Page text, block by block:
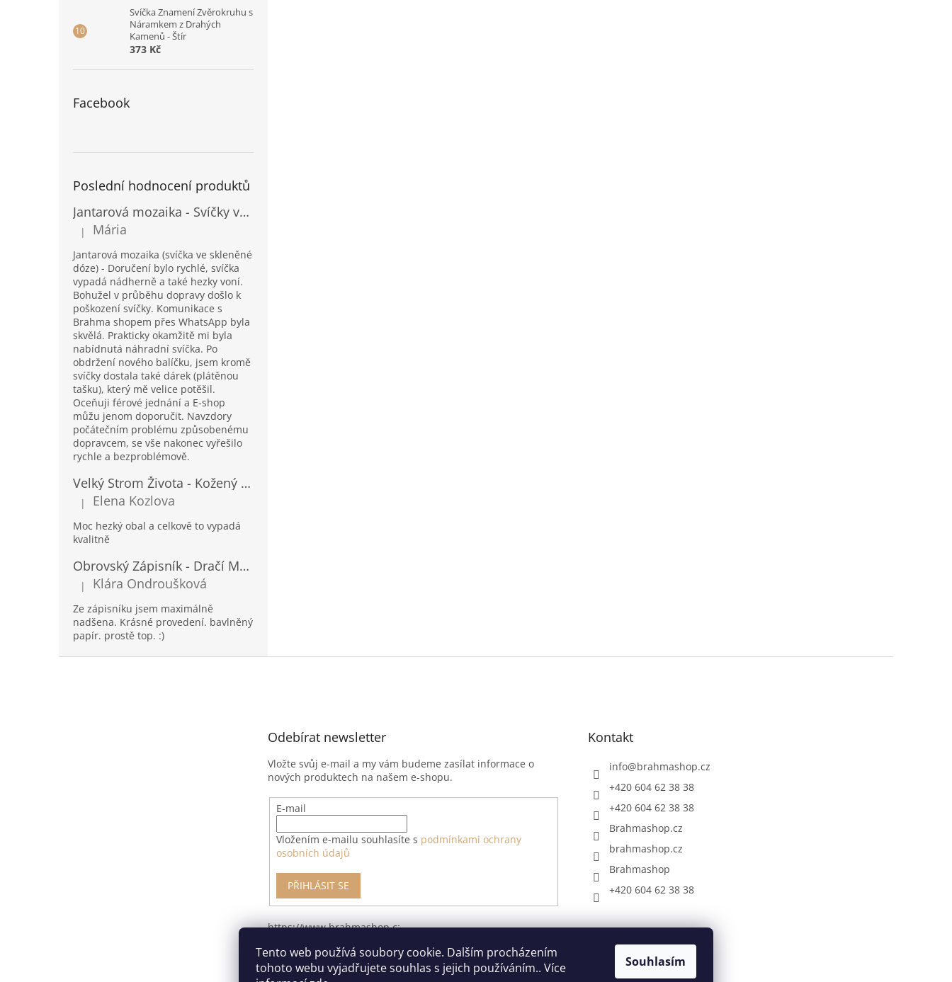
Tento web používá soubory cookie. Dalším procházením
tohoto webu vyjadřujete souhlas s jejich používáním.. Více
Souhlasím
Svíčka Znamení Zvěrokruhu s
Náramkem z Drahých
Kamenů - Štír
373 Kč
Facebook
Poslední hodnocení produktů
Jantarová mozaika - Svíčky ve skleněných dózách - Vysoké
Hodnocení produktu je 5 z 5 hvězdiček.
| Mária
Jantarová mozaika (svíčka ve skleněné
dóze) - Doručení bylo rychlé, svíčka
vypadá nádherně a také hezky voní.
Bohužel v průběhu dopravy došlo k
poškození svíčky. Komunikace s
Brahma shopem přes WhatsApp byla
skvělá. Prakticky okamžitě mi byla
nabídnutá náhradní svíčka. Po
obdržení nového balíčku, jsem kromě
svíčky dostala také dárek (plátěnou
tašku), který mě velice potěšil.
Oceňuji férové jednání a E-shop
můžu jenom doporučit. Navzdory
počátečním problému způsobenému
dopravcem, se vše nakonec vyřešilo
rychle a bezproblémově.
Velký Strom Života - Kožený Zápisník se Šňůrkou a Kamínkem - 20x16x2cm - 160 Stran
Hodnocení produktu je 5 z 5 hvězdiček.
| Elena Kozlova
Moc hezký obal a celkově to vypadá
kvalitně
Obrovský Zápisník - Dračí Mandala s Chakra Kameny - 100 Stran - 25x34cm
Hodnocení produktu je 5 z 5 hvězdiček.
| Klára Ondroušková
Ze zápisníku jsem maximálně
nadšena. Krásné provedení. bavlněný
papír. prostě top. :)
Odebírat newsletter
Vložte svůj e-mail a my vám budeme zasílat informace o
nových produktech na našem e-shopu.
E-mail
Vložením e-mailu souhlasíte s podmínkami ochrany
osobních údajů
PŘIHLÁSIT SE
Kontakt
info@brahmashop.cz
+420 604 62 38 38
+420 604 62 38 38
Brahmashop.cz
brahmashop.cz
Brahmashop
+420 604 62 38 38
https://www.brahmashop.cz/formular-
smlouvy/